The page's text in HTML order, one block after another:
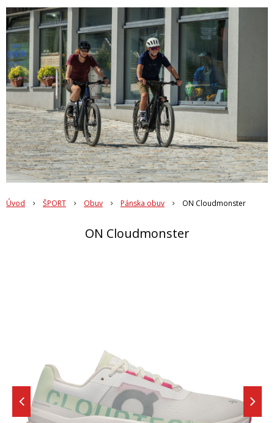
Úvod ŠPORT Obuv Pánska obuv ON Cloudmonster
ON Cloudmonster